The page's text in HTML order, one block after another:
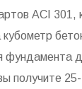
ACI 301,
фундамента
получите